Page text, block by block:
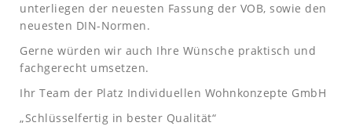
unterliegen der neuesten Fassung der VOB, sowie den
neuesten DIN-Normen.
Gerne würden wir auch Ihre Wünsche praktisch und
fachgerecht umsetzen.
Ihr Team der Platz Individuellen Wohnkonzepte GmbH
„Schlüsselfertig in bester Qualität“